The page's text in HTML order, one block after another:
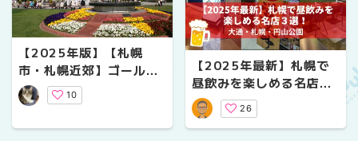
【2025年版】【札幌
市・札幌近郊】ゴールデ
ンウィークに行きたい！
オススメのお出かけスポ
10
【2025年最新】札幌で
昼飲みを楽しめる名店３
選！地元民おすすめの穴
場スポット
26